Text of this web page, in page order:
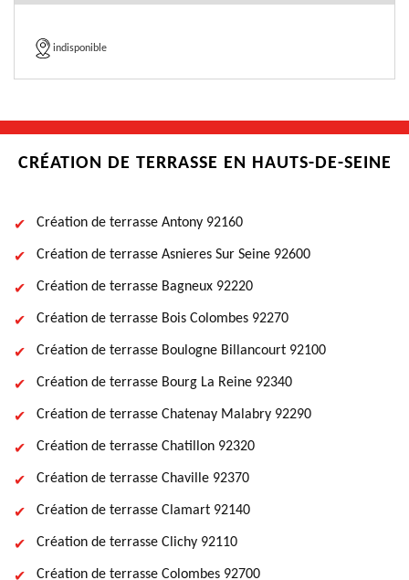
indisponible
CRÉATION DE TERRASSE EN HAUTS-DE-SEINE
Création de terrasse Antony 92160
Création de terrasse Asnieres Sur Seine 92600
Création de terrasse Bagneux 92220
Création de terrasse Bois Colombes 92270
Création de terrasse Boulogne Billancourt 92100
Création de terrasse Bourg La Reine 92340
Création de terrasse Chatenay Malabry 92290
Création de terrasse Chatillon 92320
Création de terrasse Chaville 92370
Création de terrasse Clamart 92140
Création de terrasse Clichy 92110
Création de terrasse Colombes 92700